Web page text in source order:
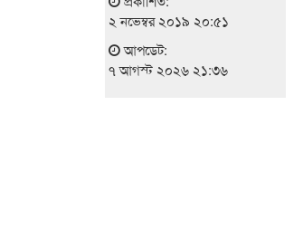
২ নভেম্বর ২০১৯ ২০:৫১
আপডেট:
৭ আগস্ট ২০২৬ ২১:৩৬